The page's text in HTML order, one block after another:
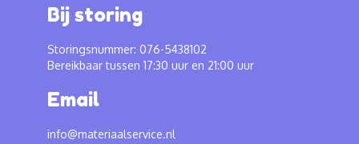
Bij storing
Storingsnummer: 076-5438102
Bereikbaar tussen 17:30 uur en 21:00 uur
Email
info@materiaalservice.nl